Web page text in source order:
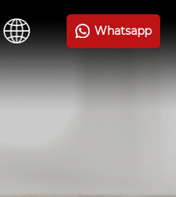
Whatsapp